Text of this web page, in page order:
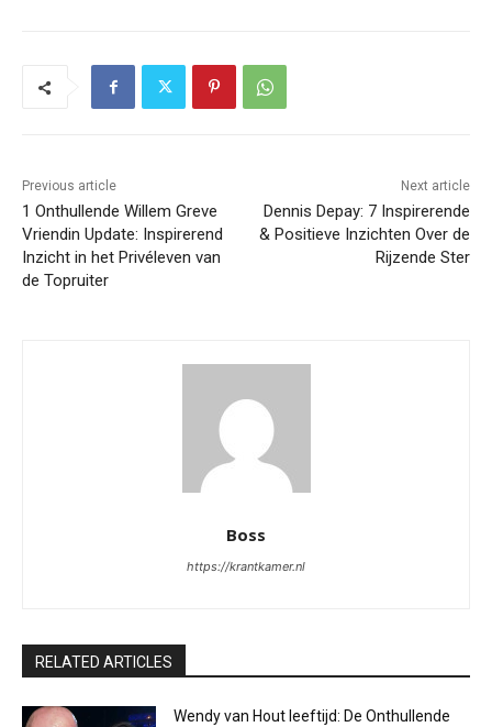
Previous article
1 Onthullende Willem Greve
Vriendin Update: Inspirerend
Inzicht in het Privéleven van
de Topruiter
Next article
Dennis Depay: 7 Inspirerende
& Positieve Inzichten Over de
Rijzende Ster
Boss
https://krantkamer.nl
RELATED ARTICLES
Wendy van Hout leeftijd: De Onthullende